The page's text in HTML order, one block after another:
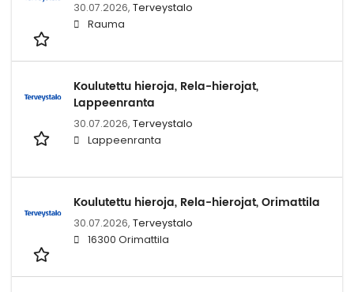
30.07.2026, Terveystalo
Rauma
Koulutettu hieroja, Rela-hierojat,
Lappeenranta
30.07.2026, Terveystalo
Lappeenranta
Koulutettu hieroja, Rela-hierojat, Orimattila
30.07.2026, Terveystalo
16300 Orimattila